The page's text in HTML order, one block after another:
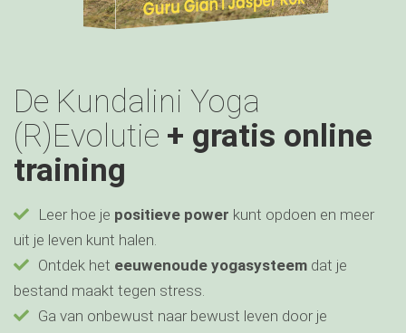
De Kundalini Yoga
(R)Evolutie + gratis online
training
Leer hoe je positieve power kunt opdoen en meer
uit je leven kunt halen.
Ontdek het eeuwenoude yogasysteem dat je
bestand maakt tegen stress.
Ga van onbewust naar bewust leven door je